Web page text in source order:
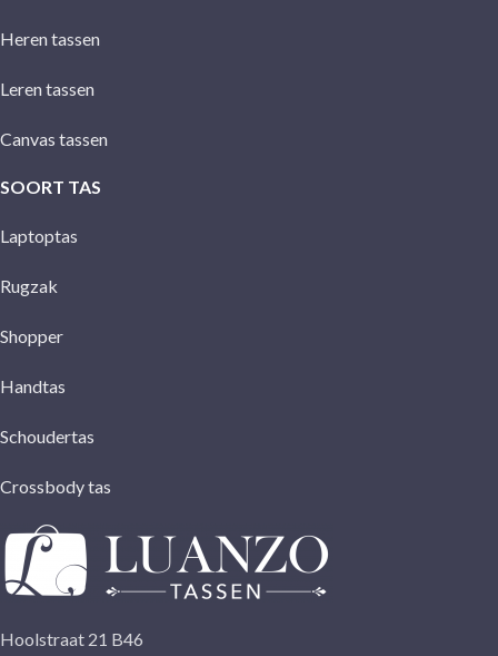
Heren tassen
Leren tassen
Canvas tassen
SOORT TAS
Laptoptas
Rugzak
Shopper
Handtas
Schoudertas
Crossbody tas
Hoolstraat 21 B46